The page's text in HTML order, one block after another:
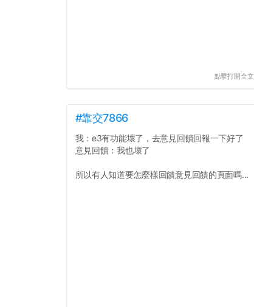
點擊打開全文
#靠交7866
我：e3有功能壞了，去意見回饋回報一下好了
意見回饋：我也壞了
所以有人知道要怎麼樣回饋意見回饋的頁面嗎...